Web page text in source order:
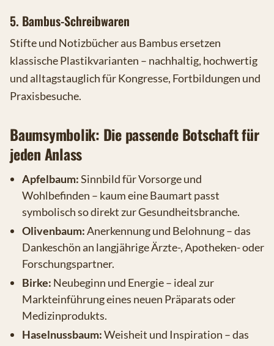
5. Bambus-Schreibwaren
Stifte und Notizbücher aus Bambus ersetzen
klassische Plastikvarianten – nachhaltig, hochwertig
und alltagstauglich für Kongresse, Fortbildungen und
Praxisbesuche.
Baumsymbolik: Die passende Botschaft für
jeden Anlass
Apfelbaum:Sinnbild für Vorsorge und
Wohlbefinden – kaum eine Baumart passt
symbolisch so direkt zur Gesundheitsbranche.
Olivenbaum:Anerkennung und Belohnung – das
Dankeschön an langjährige Ärzte-, Apotheken- oder
Forschungspartner.
Birke: Neubeginn und Energie – ideal zur
Markteinführung eines neuen Präparats oder
Medizinprodukts.
Haselnussbaum:Weisheit und Inspiration – das